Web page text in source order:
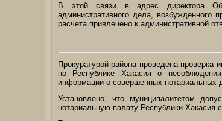
В этой связи в адрес директора
административного дела, возбужденного
расчета привлечено к административной
Прокуратурой района проведена
по Республике Хакасия о
информации о совершенных нотариальных
Установлено, что муниципалитетом
нотариальную палату Республики Хакасия